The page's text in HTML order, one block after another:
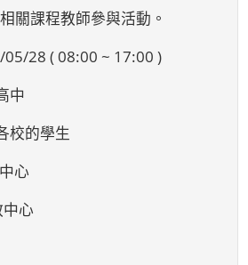
關課程教師參與活動。
28 ( 08:00 ~ 17:00 )
中
的學生
心
心